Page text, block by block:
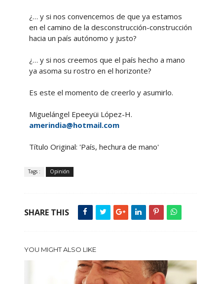
¿… y si nos convencemos de que ya estamos
en el camino de la desconstrucción-construcción
hacia un país autónomo y justo?
¿… y si nos creemos que el país hecho a mano
ya asoma su rostro en el horizonte?
Es este el momento de creerlo y asumirlo.
Miguelángel Epeeyüi López-H.
amerindia@hotmail.com
Título Original: 'País, hechura de mano'
Tags : Opinión
SHARE THIS
YOU MIGHT ALSO LIKE